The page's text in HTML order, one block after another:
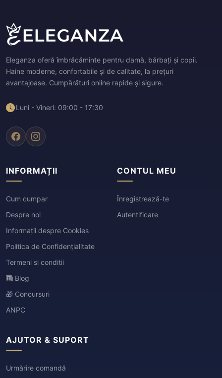
Eleganza oferă îmbrăcăminte pentru damă, bărbați și copii.
Haine moderne, confortabile și de calitate, la prețuri
avantajoase. Cumpărături online rapide și sigure.
Luni - Vineri: 09:00 - 17:30
INFORMAȚII
Cum cumpar
Despre noi
Informații despre Cookies
Politica de Confidențialitate
Termeni si conditii
Blog
🎁 Concursuri
ANPC
CONTUL MEU
Înregistrează-te
Autentificare
AJUTOR & SUPORT
Urmărire comandă